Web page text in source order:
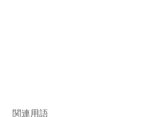
関連用語